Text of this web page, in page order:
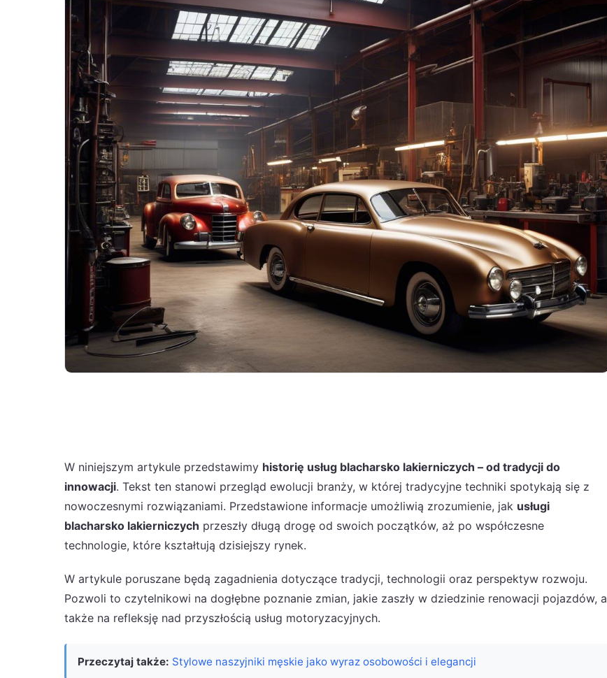
W niniejszym artykule przedstawimy historię usług blacharsko lakierniczych – od tradycji do
innowacji. Tekst ten stanowi przegląd ewolucji branży, w której tradycyjne techniki spotykają się z
nowoczesnymi rozwiązaniami. Przedstawione informacje umożliwią zrozumienie, jak usługi
blacharsko lakierniczych przeszły długą drogę od swoich początków, aż po współczesne
technologie, które kształtują dzisiejszy rynek.
W artykule poruszane będą zagadnienia dotyczące tradycji, technologii oraz perspektyw rozwoju.
Pozwoli to czytelnikowi na dogłębne poznanie zmian, jakie zaszły w dziedzinie renowacji pojazdów, a
także na refleksję nad przyszłością usług motoryzacyjnych.
Przeczytaj także: Stylowe naszyjniki męskie jako wyraz osobowości i elegancji